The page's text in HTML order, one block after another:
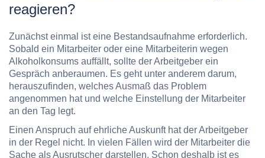
reagieren?
Zunächst einmal ist eine Bestandsaufnahme erforderlich.
Sobald ein Mitarbeiter oder eine Mitarbeiterin wegen
Alkoholkonsums auffällt, sollte der Arbeitgeber ein
Gespräch anberaumen. Es geht unter anderem darum,
herauszufinden, welches Ausmaß das Problem
angenommen hat und welche Einstellung der Mitarbeiter
an den Tag legt.
Einen Anspruch auf ehrliche Auskunft hat der Arbeitgeber
in der Regel nicht. In vielen Fällen wird der Mitarbeiter die
Sache als Ausrutscher darstellen. Schon deshalb ist es